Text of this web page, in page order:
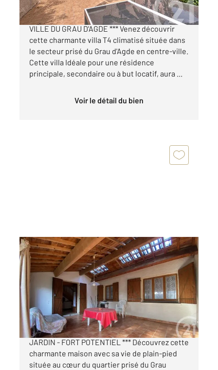
*** VILLA EN COPROPRIETE T4 - CENTRE-
VILLE DU GRAU D'AGDE *** Venez découvrir
cette charmante villa T4 climatisé située dans
le secteur prisé du Grau d'Agde en centre-ville.
Cette villa Idéale pour une résidence
principale, secondaire ou à but locatif, aura ...
Voir le détail du bien
LE GRAU D AGDE 34
96,97 m2, 4 pièces
Ref : 5036
Maison à vendre
225 000 €
*** LE GRAU D'AGDE - VILLA T4 + VERANDA +
JARDIN - FORT POTENTIEL *** Découvrez cette
charmante maison avec sa vie de plain-pied
située au cœur du quartier prisé du Grau